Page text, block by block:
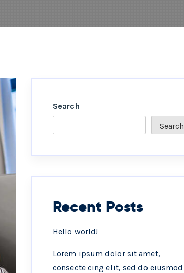
Search
Search
Recent Posts
Hello world!
Lorem ipsum dolor sit amet,
consecte cing elit, sed do eiusmod